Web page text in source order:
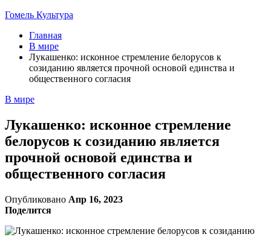
Гомель Культура
Главная
В мире
Лукашенко: исконное стремление белорусов к
созиданию является прочной основой единства и
общественного согласия
В мире
Лукашенко: исконное стремление
белорусов к созиданию является
прочной основой единства и
общественного согласия
Опубликовано Апр 16, 2023
Поделится